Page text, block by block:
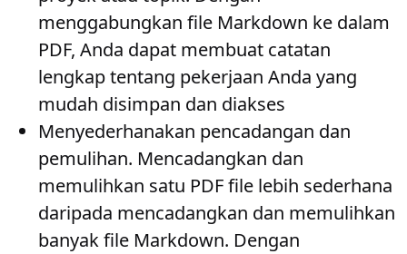
menggabungkan file Markdown ke dalam
PDF, Anda dapat membuat catatan
lengkap tentang pekerjaan Anda yang
mudah disimpan dan diakses
Menyederhanakan pencadangan dan
pemulihan. Mencadangkan dan
memulihkan satu PDF file lebih sederhana
daripada mencadangkan dan memulihkan
banyak file Markdown. Dengan